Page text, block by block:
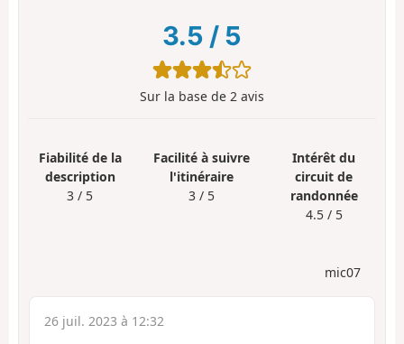
3.5 / 5
Sur la base de 2 avis
Fiabilité de la
description
3 / 5
Facilité à suivre
l'itinéraire
3 / 5
Intérêt du
circuit de
randonnée
4.5 / 5
mic07
26 juil. 2023 à 12:32